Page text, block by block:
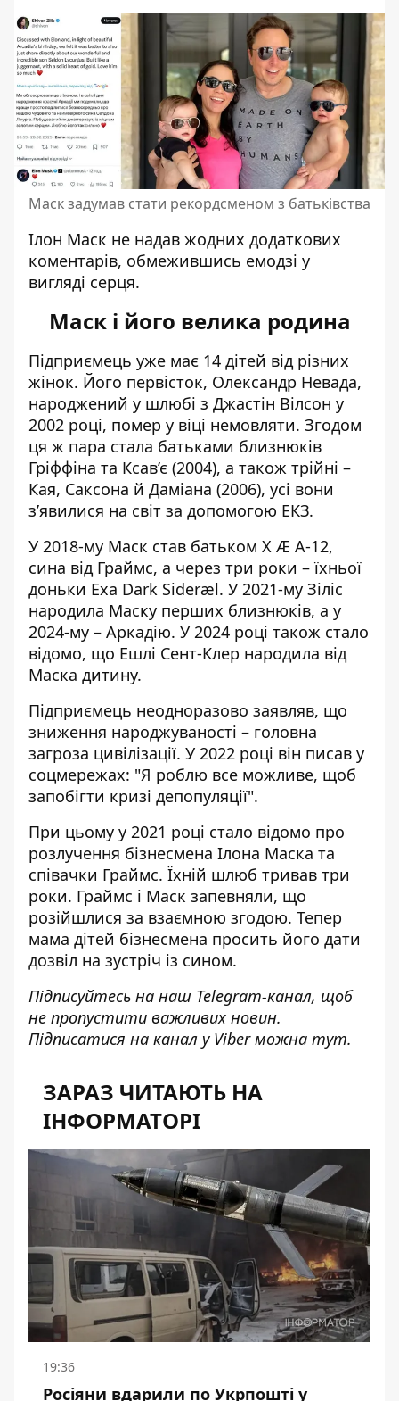
Маск задумав стати рекордсменом з батьківства
Ілон Маск не надав жодних додаткових
коментарів, обмежившись емодзі у
вигляді серця.
Маск і його велика родина
Підприємець уже має 14 дітей від різних
жінок. Його первісток, Олександр Невада,
народжений у шлюбі з Джастін Вілсон у
2002 році, помер у віці немовляти. Згодом
ця ж пара стала батьками близнюків
Гріффіна та Ксав’є (2004), а також трійні –
Кая, Саксона й Даміана (2006), усі вони
з’явилися на світ за допомогою ЕКЗ.
У 2018-му Маск став батьком X Æ A-12,
сина від Граймс, а через три роки – їхньої
доньки Exa Dark Sideræl. У 2021-му Зіліс
народила Маску перших близнюків, а у
2024-му – Аркадію. У 2024 році також стало
відомо, що Ешлі Сент-Клер народила від
Маска дитину.
Підприємець неодноразово заявляв, що
зниження народжуваності – головна
загроза цивілізації. У 2022 році він писав у
соцмережах: "Я роблю все можливе, щоб
запобігти кризі депопуляції".
При цьому у 2021 році стало відомо про
розлучення бізнесмена Ілона Маска та
співачки Граймс. Їхній шлюб тривав три
роки. Граймс і Маск запевняли, що
розійшлися за взаємною згодою. Тепер
мама дітей бізнесмена просить його дати
дозвіл на зустріч із сином.
Підписуйтесь на наш Telegram-канал, щоб
не пропустити важливих новин.
Підписатися на канал у Viber можна тут.
ЗАРАЗ ЧИТАЮТЬ НА
ІНФОРМАТОРІ
19:36
Росіяни вдарили по Укрпошті у